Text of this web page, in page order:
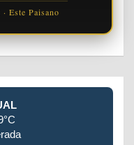
Este Paisano